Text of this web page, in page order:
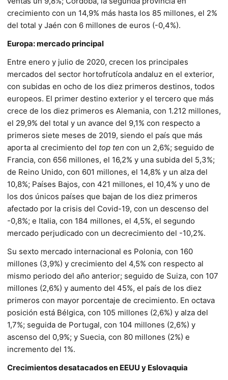
crecimiento con un 14,9% más hasta los 85 millones, el 2%
del total y Jaén con 6 millones de euros (-0,4%).
Europa: mercado principal
Entre enero y julio de 2020, crecen los principales
mercados del sector hortofrutícola andaluz en el exterior,
con subidas en ocho de los diez primeros destinos, todos
europeos. El primer destino exterior y el tercero que más
crece de los diez primeros es Alemania, con 1.212 millones,
el 29,9% del total y un avance del 9,1% con respecto a
primeros siete meses de 2019, siendo el país que más
aporta al crecimiento del top ten con un 2,6%; seguido de
Francia, con 656 millones, el 16,2% y una subida del 5,3%;
de Reino Unido, con 601 millones, el 14,8% y un alza del
10,8%; Países Bajos, con 421 millones, el 10,4% y uno de
los dos únicos países que bajan de los diez primeros
afectado por la crisis del Covid-19, con un descenso del
-0,8%; e Italia, con 184 millones, el 4,5%, el segundo
mercado perjudicado con un decrecimiento del -10,2%.
Su sexto mercado internacional es Polonia, con 160
millones (3,9%) y crecimiento del 4,5% con respecto al
mismo periodo del año anterior; seguido de Suiza, con 107
millones (2,6%) y aumento del 45%, el país de los diez
primeros con mayor porcentaje de crecimiento. En octava
posición está Bélgica, con 105 millones (2,6%) y alza del
1,7%; seguida de Portugal, con 104 millones (2,6%) y
ascenso del 0,9%; y Suecia, con 80 millones (2%) e
incremento del 1%.
Crecimientos desatacados en EEUU y Eslovaquia